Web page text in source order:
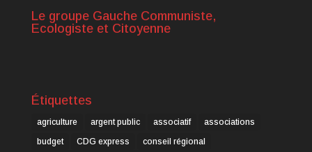
Le groupe Gauche Communiste,
Ecologiste et Citoyenne
Étiquettes
agriculture argent public associatif
associations
budget
CDG express
conseil régional